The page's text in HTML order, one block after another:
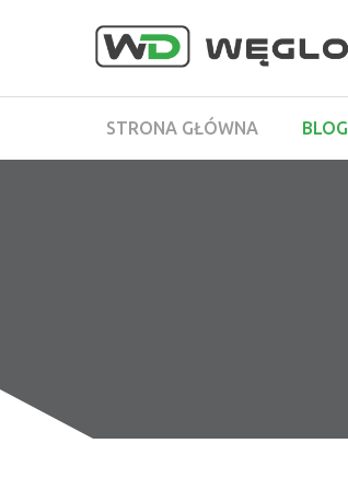
STRONA GŁÓWNA BLOG